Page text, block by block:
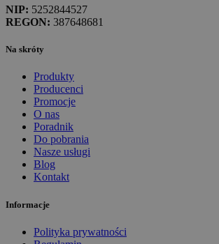
NIP: 5252844527
REGON: 387648681
Na skróty
Produkty
Producenci
Promocje
O nas
Poradnik
Do pobrania
Nasze usługi
Blog
Kontakt
Informacje
Polityka prywatności